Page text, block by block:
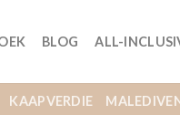
BLOG ALL-
KAAPVERDIE